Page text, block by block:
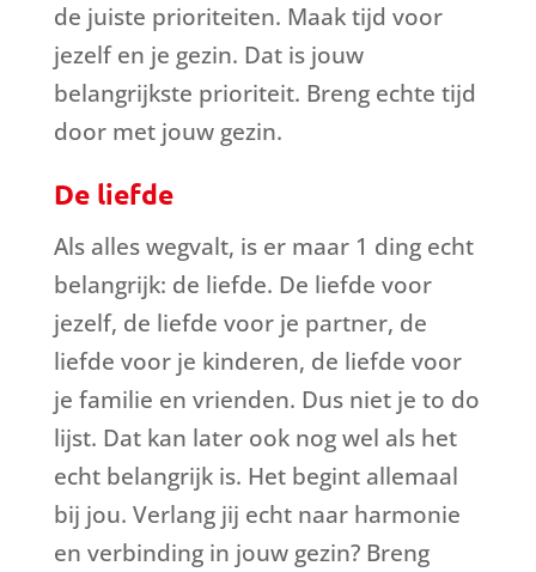
de juiste prioriteiten. Maak tijd voor
jezelf en je gezin. Dat is jouw
belangrijkste prioriteit. Breng echte tijd
door met jouw gezin.
De liefde
Als alles wegvalt, is er maar 1 ding echt
belangrijk: de liefde. De liefde voor
jezelf, de liefde voor je partner, de
liefde voor je kinderen, de liefde voor
je familie en vrienden. Dus niet je to do
lijst. Dat kan later ook nog wel als het
echt belangrijk is. Het begint allemaal
bij jou. Verlang jij echt naar harmonie
en verbinding in jouw gezin? Breng